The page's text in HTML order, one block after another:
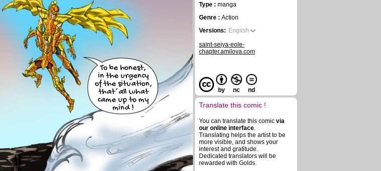
To be honest,
in the urgency
of the situation,
that´all what
came up to my
mind !
Type : manga
Genre : Action
Versions: English
saint-seiya-eole-
chapter.amilova.com
by nc nd
Translate this comic !
You can translate this comic via
our online interface.
Translating helps the artist to be
more visible, and shows your
interest and gratitude.
Dedicated translators will be
rewarded with Golds.